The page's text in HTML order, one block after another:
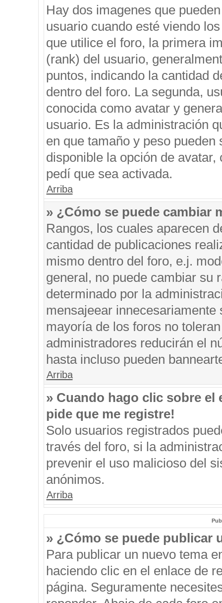
Hay dos imagenes que
usuario cuando esté viendo
que utilice el foro, la primera
(rank) del usuario,
puntos, indicando la cantidad
dentro del foro. La segunda,
conocida como avatar y
usuario. Es la administración
en que tamaño y peso
disponible la opción de
pedí que sea activada.
Arriba
» ¿Cómo se puede cambiar
Rangos, los cuales aparecen
cantidad de publicaciones
mismo dentro del foro, e.j.
general, no puede cambiar su
determinado por la
mensajeear
mayoría de los foros no
administradores reducirán el
hasta incluso pueden
Arriba
» Cuando hago clic sobre el
pide que me registre!
Solo usuarios registrados
través del foro, si la
prevenir el uso malicioso del
anónimos.
Arriba
» ¿Cómo se puede publicar
Para publicar un nuevo tema
haciendo clic en el enlace de
página. Seguramente